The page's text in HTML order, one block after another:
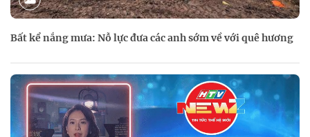
Bất kể nắng mưa: Nỗ lực đưa các anh sớm về với quê hương